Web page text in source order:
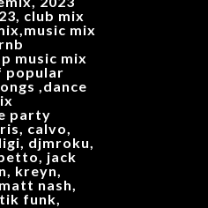
club mix
mix
music mix
popular
,dance
party
calvo,
djmroku,
jack
kreyn,
nash,
funk,